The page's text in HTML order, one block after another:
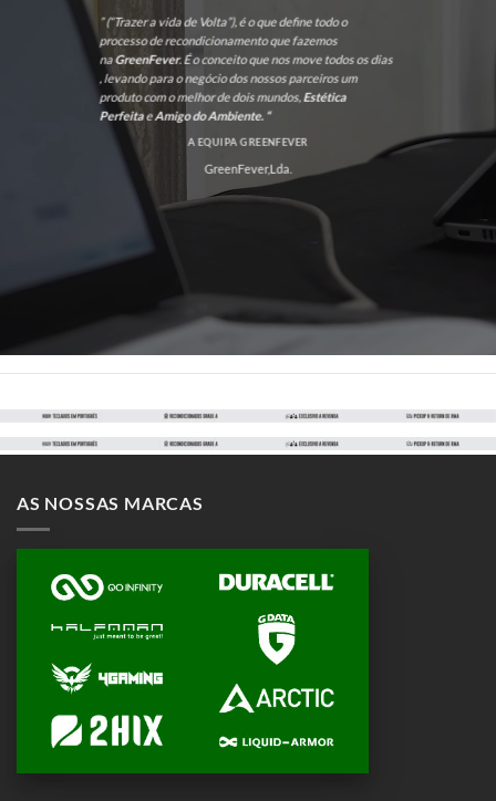
” (“Trazer a vida de Volta”), é o que define todo o
processo de recondicionamento que fazemos
naGreenFever. É o conceito que nos move todos os dias
, levando para o negócio dos nossos parceiros um
produto com o melhor de dois mundos, Estética
PerfeitaeAmigo do Ambiente. “
A EQUIPA GREENFEVER
GreenFever,Lda.
AS NOSSAS MARCAS